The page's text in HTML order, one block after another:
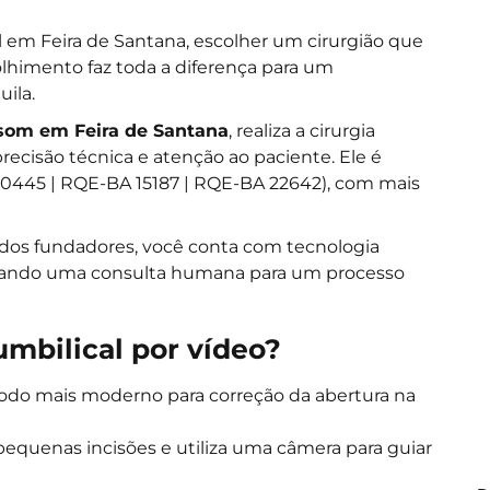
Feira de Santana, escolher um cirurgião que
faz toda a diferença para um
em Feira de Santana, realiza a cirurgia
técnica e atenção ao paciente. Ele é
| RQE-BA 15187 | RQE-BA 22642), com mais
fundadores, você conta com tecnologia
uma consulta humana para um processo
por vídeo?
mais moderno para correção da abertura na
incisões e utiliza uma câmera para guiar